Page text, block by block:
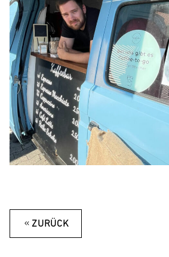
« ZURÜCK